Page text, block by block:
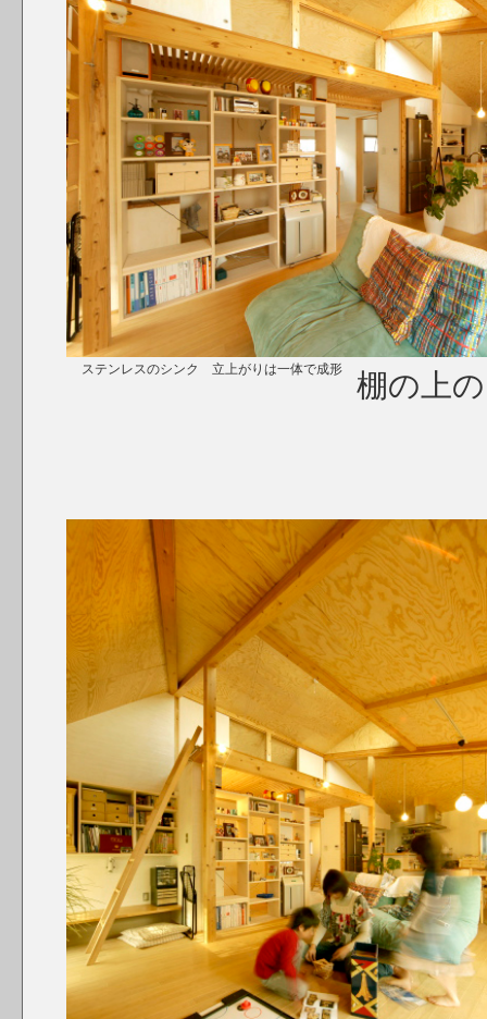
ステンレスのシンク 立上がりは一体で成形 棚の上